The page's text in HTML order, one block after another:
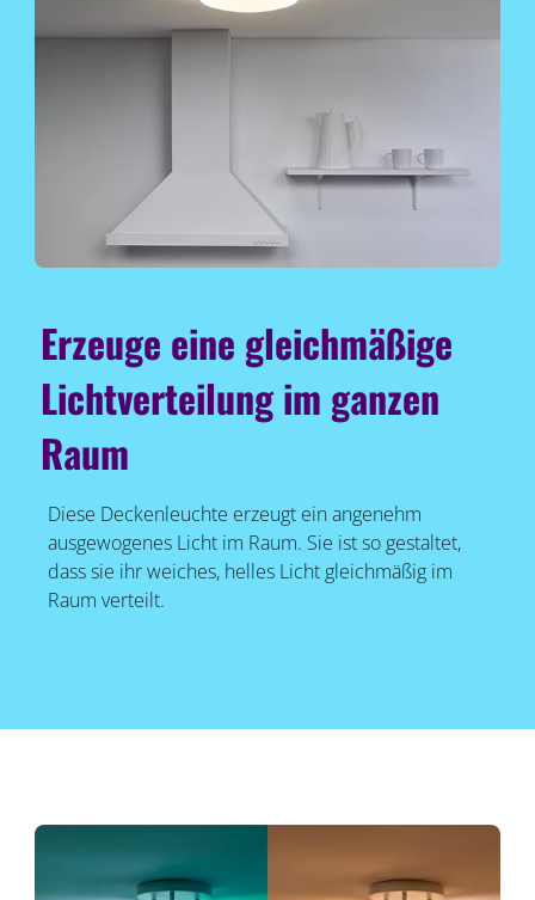
Erzeuge eine gleichmäßige
Lichtverteilung im ganzen
Raum
Diese Deckenleuchte erzeugt ein angenehm
ausgewogenes Licht im Raum. Sie ist so gestaltet,
dass sie ihr weiches, helles Licht gleichmäßig im
Raum verteilt.